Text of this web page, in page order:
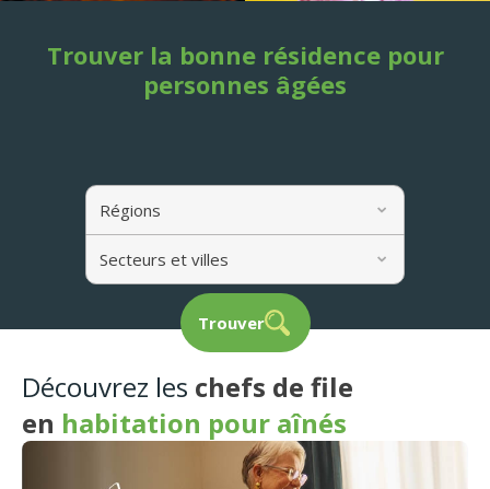
Régions
Secteurs et villes
Trouver
Trouver la bonne résidence pour
personnes âgées
Découvrez les chefs de file
en habitation pour aînés